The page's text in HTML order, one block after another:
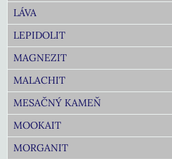
LÁVA
LEPIDOLIT
MAGNEZIT
MALACHIT
MESAČNÝ KAMEŇ
MOOKAIT
MORGANIT